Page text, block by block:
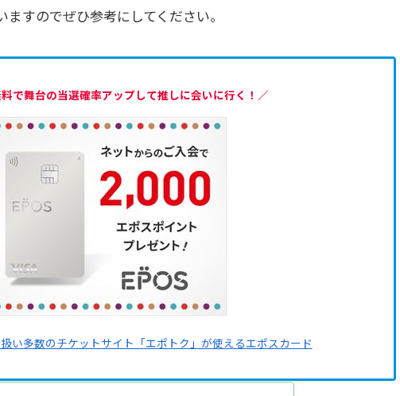
すのでぜひ参考にしてください。
で舞台の当選確率アップして推しに会いに行く！／
い多数のチケットサイト「エポトク」が使えるエポスカード